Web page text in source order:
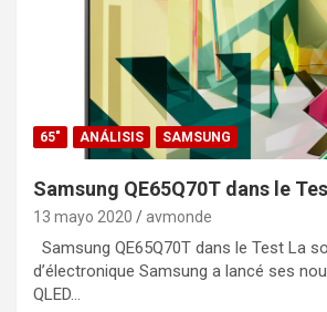
65" ANÁLISIS SAMSUNG
Samsung QE65Q70T dans le
13 mayo 2020 avmonde
Samsung QE65Q70T dans le Test La
d’électronique Samsung a lancé ses
QLED…